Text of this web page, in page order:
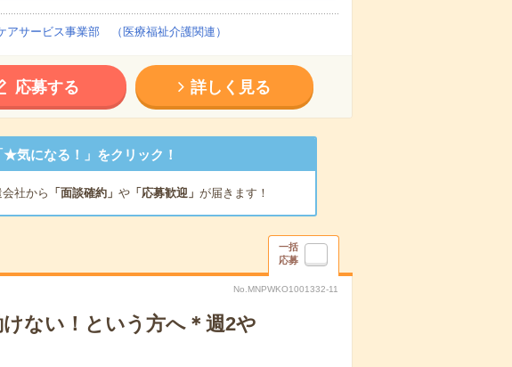
サービス事業部 （医療福祉介護関連）
応募する 詳しく見る
気になる！」をクリック！
社から 「面談確約」 や「応募歓迎」 が届きます！
一括
応募
No.MNPWKO1001332-11
ない！という方へ＊週2や